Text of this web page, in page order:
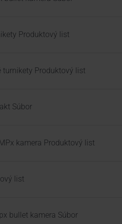
Produktový list
turnikety Produktový list
Súbor
kamera Produktový list
list
bullet kamera Súbor